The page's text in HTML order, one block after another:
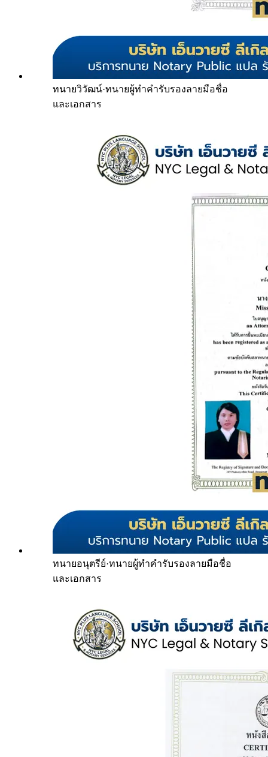
ทนายวิวัฒน์·ทนายผู้ทำคำรับรองลายมือชื่อ
และเอกสาร
ทนายอนุตรีย์·ทนายผู้ทำคำรับรองลายมือชื่อ
และเอกสาร